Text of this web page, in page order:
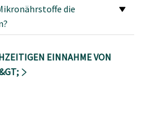
die
EINNAHME VON